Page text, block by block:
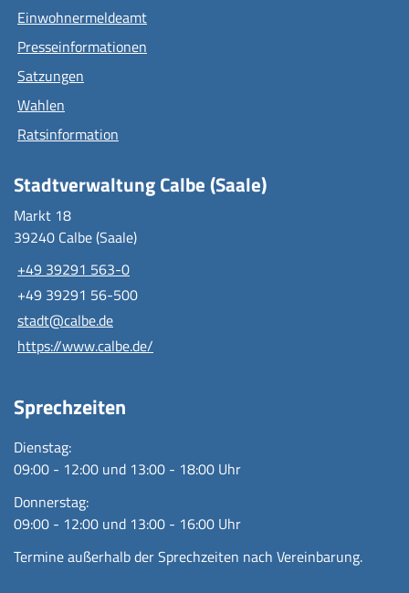
Einwohnermeldeamt
Presseinformationen
Satzungen
Wahlen
Ratsinformation
Stadtverwaltung Calbe (Saale)
Markt 18
39240 Calbe (Saale)
+49 39291 563-0
+49 39291 56-500
stadt@calbe.de
https://www.calbe.de/
Sprechzeiten
Dienstag:
09:00 - 12:00 und 13:00 - 18:00 Uhr
Donnerstag:
09:00 - 12:00 und 13:00 - 16:00 Uhr
Termine außerhalb der Sprechzeiten nach Vereinbarung.